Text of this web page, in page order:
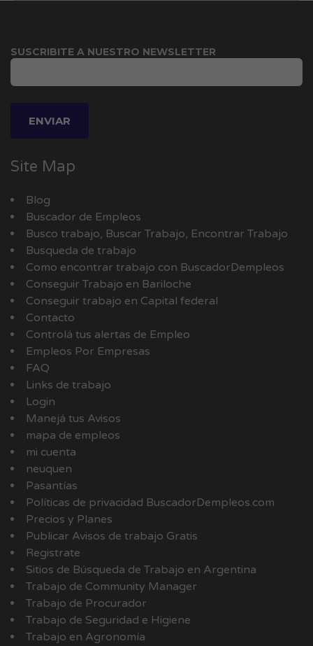
SUSCRIBITE A NUESTRO NEWSLETTER
Site Map
Blog
Buscador de Empleos
Busco trabajo, Buscar Trabajo, Encontrar Trabajo
Busqueda de trabajo
Como encontrar trabajo con BuscadorDempleos
Conseguir Trabajo en Bariloche
Conseguir trabajo en Capital federal
Contacto
Controlá tus alertas de Empleo
Empleos Por Empresas
FAQ
Links de trabajo
Login
Manejá tus Avisos
mapa de empleos
mi cuenta
neuquen
Pasantías
Políticas de privacidad BuscadorDempleos.com
Precios y Planes
Publicar Avisos de trabajo Gratis
Registrate
Sitios de Búsqueda de Trabajo en Argentina
Trabajo de Community Manager
Trabajo de Procurador
Trabajo de Seguridad e Higiene
Trabajo en Agronomía